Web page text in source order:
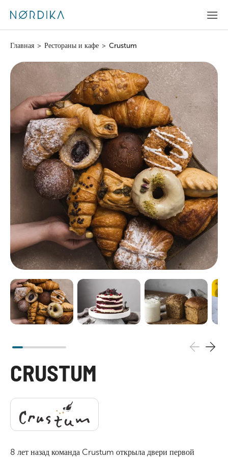
Главная > Рестораны и кафе > Crustum
CRUSTUM
8 лет назад команда Crustum открыла двери первой